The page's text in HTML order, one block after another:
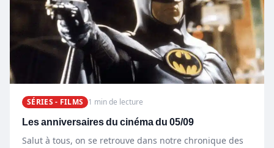
SÉRIES - FILMS 1 min de lecture
Les anniversaires du cinéma du 05/09
Salut à tous, on se retrouve dans notre chronique des